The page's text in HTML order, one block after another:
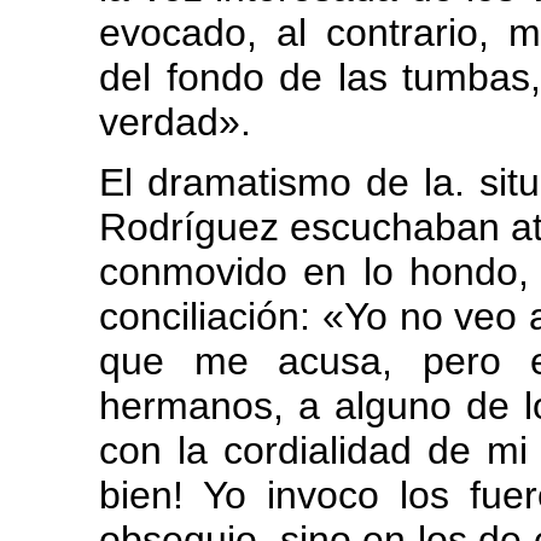
evocado, al contrario,
del fondo de las
verdad».
El dramatismo de la.
Rodríguez escuchaban
conmovido en lo
conciliación: «Yo no veo
que me acusa, pero
hermanos, a alguno de
con la cordialidad de
bien! Yo invoco los